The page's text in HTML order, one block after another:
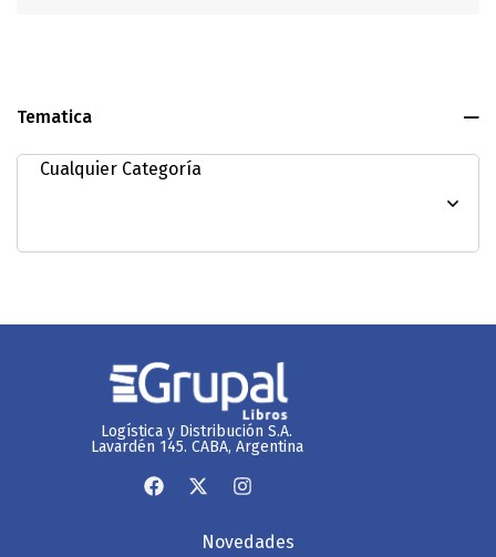
Tematica
Logística y Distribución S.A.
Lavardén 145. CABA, Argentina
Novedades